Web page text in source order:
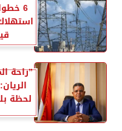
6
”راحة
لحظة